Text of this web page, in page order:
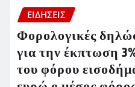
ΕΙΔΗΣΕΙΣ
Φορολογικές
για την έκπτωση
του φόρου